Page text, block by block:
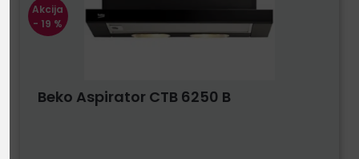
Akcija
- 19 %
Beko Aspirator CTB 6250 B